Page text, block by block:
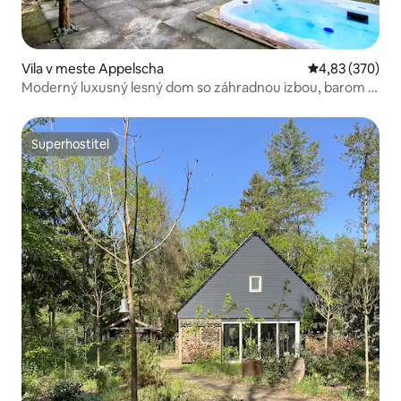
Vila v meste Appelscha Priemerné
4,83 (370)
Moderný luxusný lesný dom so záhradnou izbou, barom a
Superhostiteľ
Superhostiteľ